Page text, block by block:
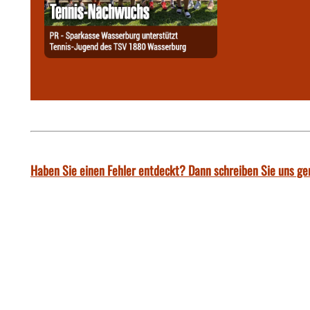
Haben Sie einen Fehler entdeckt? Dann schreiben Sie uns